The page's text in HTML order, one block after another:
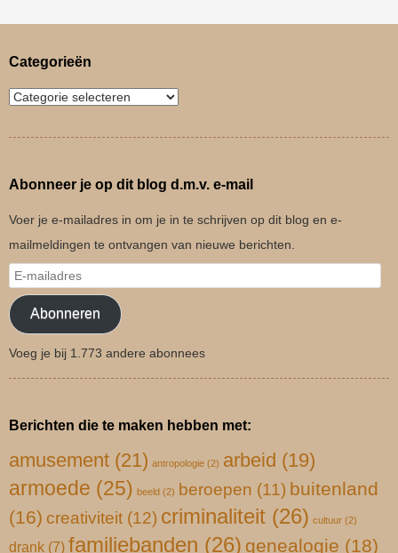
Bericht navigatie
Categorieën
Abonneer je op dit blog d.m.v. e-mail
Voer je e-mailadres in om je in te schrijven op dit blog en e-
mailmeldingen te ontvangen van nieuwe berichten.
Abonneren
Voeg je bij 1.773 andere abonnees
Berichten die te maken hebben met:
amusement (21) antropologie (2) arbeid (19)
armoede (25) beeld (2) beroepen (11) buitenland
(16) creativiteit (12) criminaliteit (26) cultuur (2)
drank (7) familiebanden (26) genealogie (18)